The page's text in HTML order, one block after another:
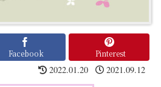
Facebook Pinterest
2022.01.20 2021.09.12